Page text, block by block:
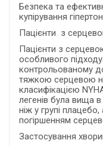
Безпека та
купірування
Пацієнти з
Пацієнти з
особливого
контрольованому
тяжкою серцевою
класифікацією
легенів була вища
ніж у групі
погіршенням
Застосування